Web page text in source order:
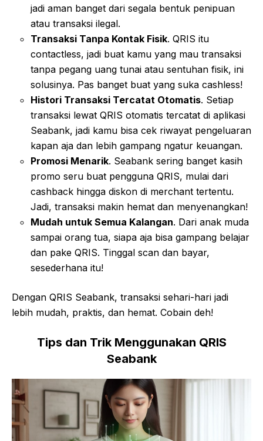
jadi aman banget dari segala bentuk penipuan
atau transaksi ilegal.
Transaksi Tanpa Kontak Fisik. QRIS itu
contactless, jadi buat kamu yang mau transaksi
tanpa pegang uang tunai atau sentuhan fisik, ini
solusinya. Pas banget buat yang suka cashless!
Histori Transaksi Tercatat Otomatis. Setiap
transaksi lewat QRIS otomatis tercatat di aplikasi
Seabank, jadi kamu bisa cek riwayat pengeluaran
kapan aja dan lebih gampang ngatur keuangan.
Promosi Menarik. Seabank sering banget kasih
promo seru buat pengguna QRIS, mulai dari
cashback hingga diskon di merchant tertentu.
Jadi, transaksi makin hemat dan menyenangkan!
Mudah untuk Semua Kalangan. Dari anak muda
sampai orang tua, siapa aja bisa gampang belajar
dan pake QRIS. Tinggal scan dan bayar,
sesederhana itu!
Dengan QRIS Seabank, transaksi sehari-hari jadi
lebih mudah, praktis, dan hemat. Cobain deh!
Tips dan Trik Menggunakan QRIS
Seabank